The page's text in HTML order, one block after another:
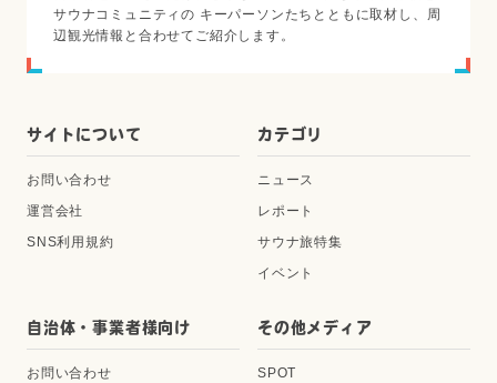
サウナコミュニティの キーパーソンたちとともに取材し、周
辺観光情報と合わせてご紹介します。
サイトについて
お問い合わせ
運営会社
SNS利用規約
カテゴリ
ニュース
レポート
サウナ旅特集
イベント
自治体・事業者様向け
お問い合わせ
その他メディア
SPOT